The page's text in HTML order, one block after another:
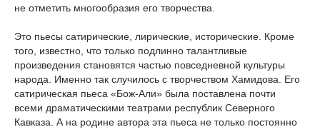
не отметить многообразия его творчества.
Это пьесы сатирические, лирические, исторические. Кроме
того, известно, что только подлинно талантливые
произведения становятся частью повседневной культуры
народа. Именно так случилось с творчеством Хамидова. Его
сатирическая пьеса «Бож-Али» была поставлена почти
всеми драматическими театрами республик Северного
Кавказа. А на родине автора эта пьеса не только постоянно